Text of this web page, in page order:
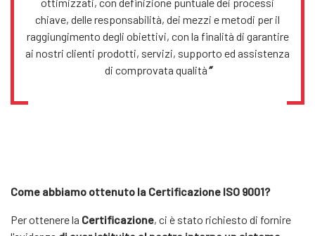
ottimizzati, con definizione puntuale dei processi
chiave, delle responsabilità, dei mezzi e metodi per il
raggiungimento degli obiettivi, con la finalità di garantire
ai nostri clienti prodotti, servizi, supporto ed assistenza
di comprovata qualità”
Come abbiamo ottenuto la Certificazione ISO 9001?
Per ottenere la Certificazione, ci è stato richiesto di fornire